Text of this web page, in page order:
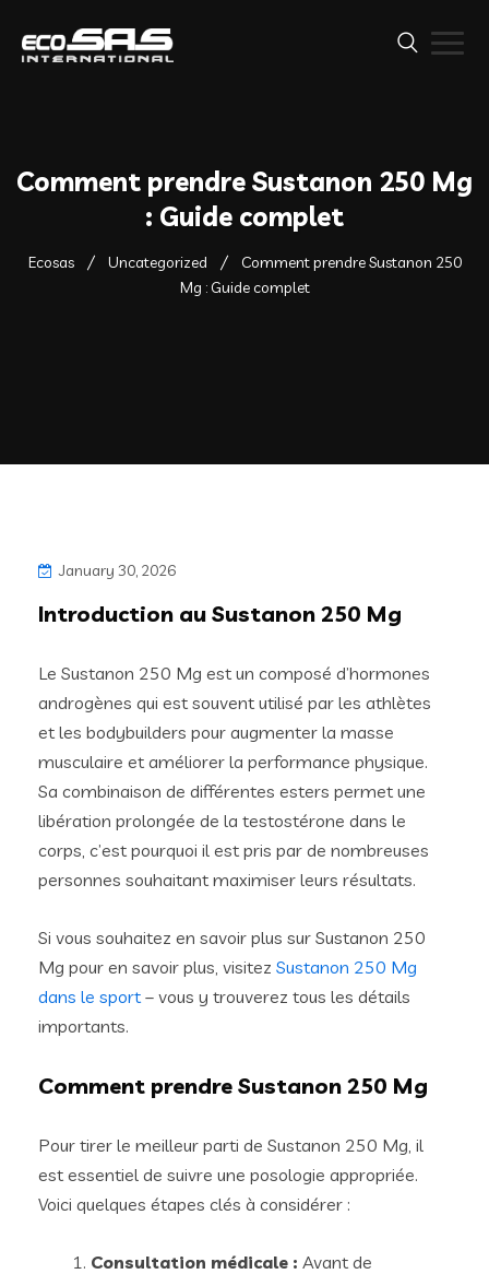
Comment prendre Sustanon 250 Mg
: Guide complet
Ecosas Uncategorized
Comment prendre Sustanon 250
Mg : Guide complet
January 30, 2026
Introduction au Sustanon 250 Mg
Le Sustanon 250 Mg est un composé d’hormones
androgènes qui est souvent utilisé par les athlètes
et les bodybuilders pour augmenter la masse
musculaire et améliorer la performance physique.
Sa combinaison de différentes esters permet une
libération prolongée de la testostérone dans le
corps, c’est pourquoi il est pris par de nombreuses
personnes souhaitant maximiser leurs résultats.
Si vous souhaitez en savoir plus sur Sustanon 250
Mg pour en savoir plus, visitez Sustanon 250 Mg
dans le sport– vous y trouverez tous les détails
importants.
Comment prendre Sustanon 250 Mg
Pour tirer le meilleur parti de Sustanon 250 Mg, il
est essentiel de suivre une posologie appropriée.
Voici quelques étapes clés à considérer :
Consultation médicale : Avant de